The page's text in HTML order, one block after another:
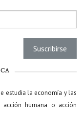
estudia la economía y las
humana o acción